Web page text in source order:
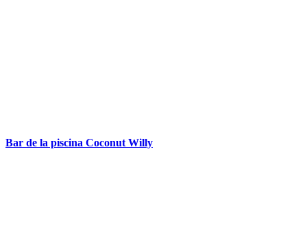
Bar de la piscina Coconut Willy